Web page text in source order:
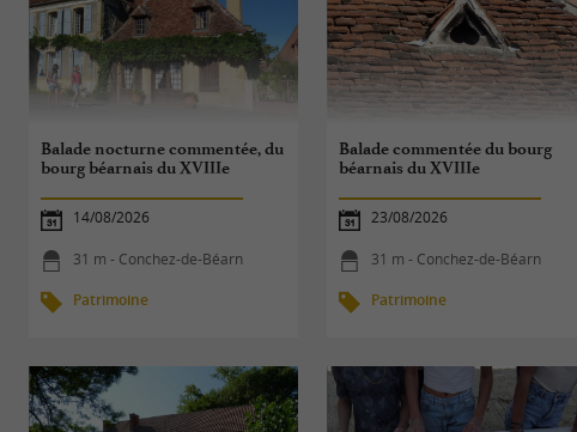
Balade nocturne commentée, du
bourg béarnais du XVIIIe
14/08/2026
31 m - Conchez-de-Béarn
Patrimoine
Balade commentée du bourg
béarnais du XVIIIe
23/08/2026
31 m - Conchez-de-Béarn
Patrimoine